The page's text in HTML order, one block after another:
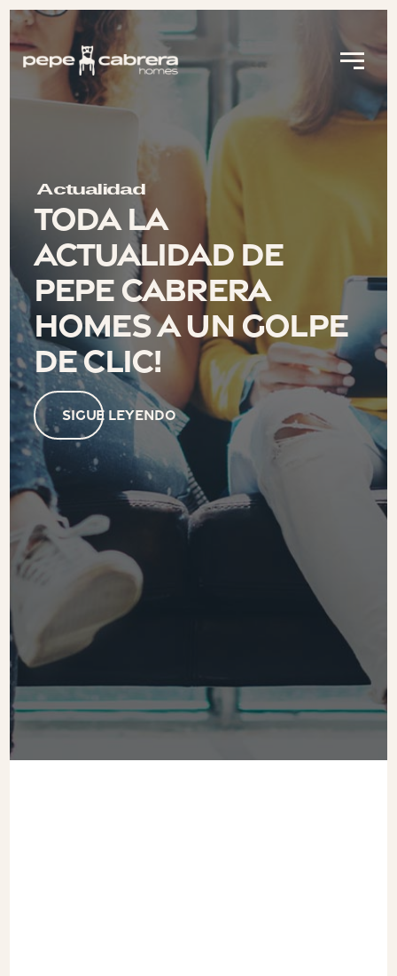
Actualidad
Toda la
actualidad de
Pepe Cabrera
Homes a un golpe
de clic!
SIGUE LEYENDO